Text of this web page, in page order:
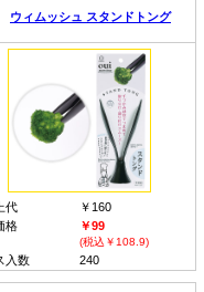
ウィムッシュ スタンドトング
代
￥160
格
￥99
(税込￥108.9)
入数 240